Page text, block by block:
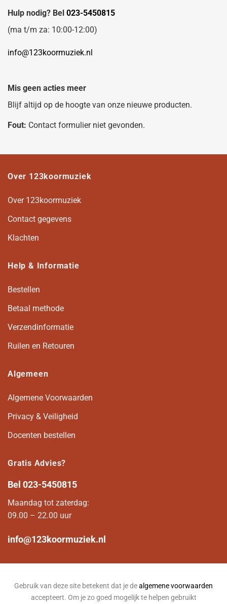
Hulp nodig? Bel 023-5450815
(ma t/m za: 10:00-12:00)
info@123koormuziek.nl
Mis geen acties meer
Blijf altijd op de hoogte van onze nieuwe producten.
Fout: Contact formulier niet gevonden.
Over 123koormuziek
Over 123koormuziek
Contact gegevens
Klachten
Help & Informatie
Bestellen
Betaal methode
Verzendinformatie
Ruilen en Retouren
Algemeen
Algemene Voorwaarden
Privacy & Veiligheid
Docenten bestellen
Gratis Advies?
Bel 023-5450815
Maandag tot zaterdag:
09.00 – 22.00 uur
info@123koormuziek.nl
Gebruik van deze site betekent dat je dealgemene voorwaarden
accepteert. Om je zo goed mogelijk te helpen gebruikt